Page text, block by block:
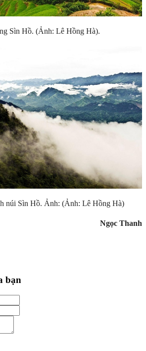
Sìn Hồ. (Ảnh: Lê Hồng Hà).
núi Sìn Hồ. Ảnh: (Ảnh: Lê Hồng Hà)
Ngọc Thanh
bạn